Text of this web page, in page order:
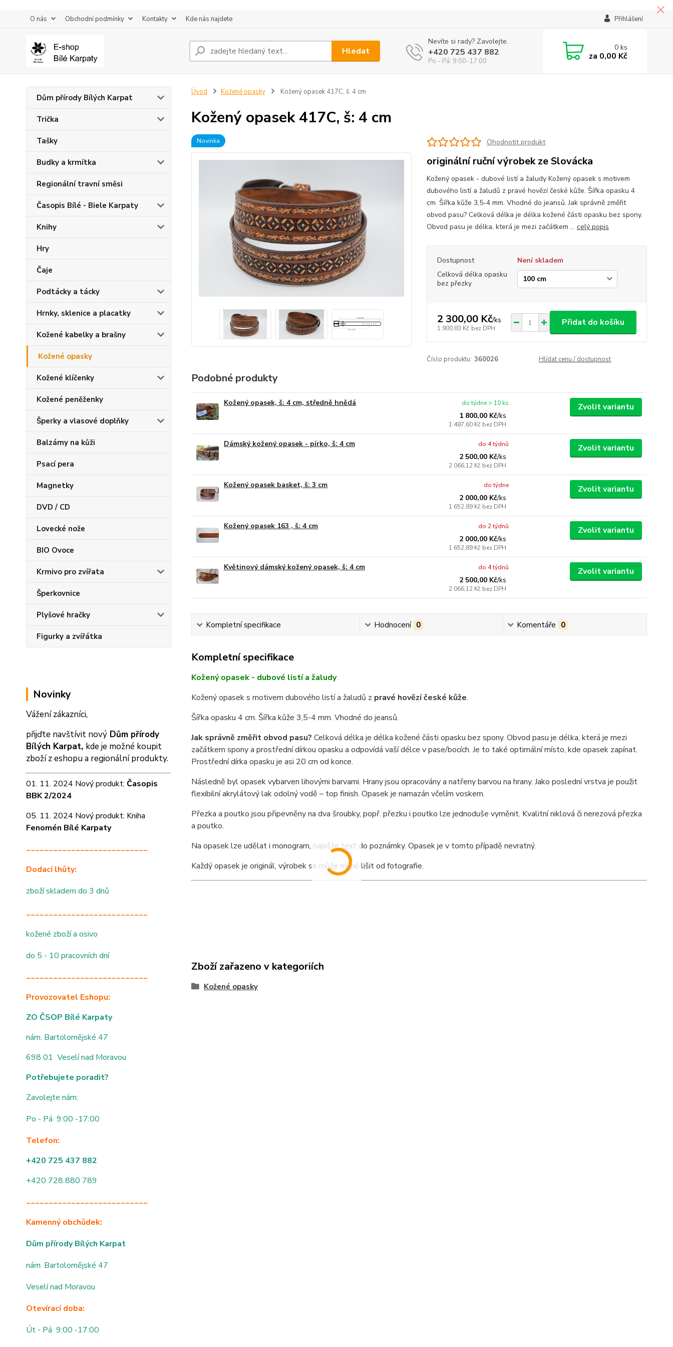
O nás Obchodní podmínky Kontakty Kde nás najdete Přihlášení
Hledat
Nevíte si rady? Zavolejte.
+420 725 437 882
Po - Pá: 9:00-17:00
0ks
za 0,00 Kč
Dům přírody Bílých Karpat
Trička
Tašky
Budky a krmítka
Regionální travní směsi
Časopis Bílé - Biele Karpaty
Knihy
Hry
Čaje
Podtácky a tácky
Hrnky, sklenice a placatky
Kožené kabelky a brašny
Kožené opasky
Kožené klíčenky
Kožené peněženky
Šperky a vlasové doplňky
Balzámy na kůži
Psací pera
Magnetky
DVD / CD
Lovecké nože
BIO Ovoce
Krmivo pro zvířata
Šperkovnice
Plyšové hračky
Figurky a zvířátka
Novinky
Vážení zákazníci,
přijďte navštívit nový Dům přírody
Bílých Karpat, kde je možné koupit
zboží z eshopu a regionální produkty.
01. 11. 2024 Nový produkt: Časopis
BBK 2/2024
05. 11. 2024 Nový produkt: Kniha
Fenomén Bílé Karpaty
___________________________
Dodací lhůty:
zboží skladem do 3 dnů
___________________________
kožené zboží a osivo
do 5 - 10 pracovních dní
___________________________
Provozovatel Eshopu:
ZO ČSOP Bílé Karpaty
nám. Bartolomějské 47
698 01 Veselí nad Moravou
Potřebujete poradit?
Zavolejte nám:
Po - Pá 9:00 -17:00
Telefon:
+420 725 437 882
+420 728 880 789
___________________________
Kamenný obchůdek:
Dům přírody Bílých Karpat
nám. Bartolomějské 47
Veselí nad Moravou
Otevírací doba:
Út - Pá 9:00 -17:00
Úvod Kožené opasky Kožený opasek 417C, š: 4 cm
Kožený opasek 417C, š: 4 cm
Novinka Ohodnotit produkt
originální ruční výrobek ze Slovácka
Kožený opasek - dubové listí a žaludy Kožený opasek s motivem
dubového listí a žaludů z pravé hovězí české kůže. Šířka opasku 4
cm. Šířka kůže 3,5-4 mm. Vhodné do jeansů. Jak správně změřit
obvod pasu? Celková délka je délka kožené části opasku bez spony.
Obvod pasu je délka, která je mezi začátkem ... celý popis
Dostupnost
Není skladem
Celková délka opasku
bez přezky
2 300,00 Kč/ks
1 900,83 Kč bez DPH
Přidat do košíku
Číslo produktu: 360026 Hlídat cenu / dostupnost
Podobné produkty
Kožený opasek, š: 4 cm, středně hnědá
1 800,00 Kč/ks
1 487,60 Kč bez DPH
do týdne > 10 ks Zvolit variantu
Dámský kožený opasek - pírko, š: 4 cm
2 500,00 Kč/ks
2 066,12 Kč bez DPH
do 4 týdnů Zvolit variantu
Kožený opasek basket, š: 3 cm
2 000,00 Kč/ks
1 652,89 Kč bez DPH
do týdne Zvolit variantu
Kožený opasek 163 , š: 4 cm
2 000,00 Kč/ks
1 652,89 Kč bez DPH
do 2 týdnů Zvolit variantu
Květinový dámský kožený opasek, š: 4 cm
2 500,00 Kč/ks
2 066,12 Kč bez DPH
do 4 týdnů Zvolit variantu
Kompletní specifikace Hodnocení 0 Komentáře 0
Kompletní specifikace
Kožený opasek - dubové listí a žaludy
Kožený opasek s motivem dubového listí a žaludů z pravé hovězí české kůže.
Šířka opasku 4 cm. Šířka kůže 3,5-4 mm. Vhodné do jeansů.
Jak správně změřit obvod pasu? Celková délka je délka kožené části opasku bez spony. Obvod pasu je délka, která je mezi
začátkem spony a prostřední dírkou opasku a odpovídá vaší délce v pase/bocích. Je to také optimální místo, kde opasek zapínat.
Prostřední dírka opasku je asi 20 cm od konce.
Následně byl opasek vybarven lihovými barvami. Hrany jsou opracovány a natřeny barvou na hrany. Jako poslední vrstva je použit
flexibilní akrylátový lak odolný vodě – top finish. Opasek je namazán včelím voskem.
Přezka a poutko jsou připevněny na dva šroubky, popř. přezku i poutko lze jednoduše vyměnit. Kvalitní niklová či nerezová přezka
a poutko.
Na opasek lze udělat i monogram, napište text do poznámky. Opasek je v tomto případě nevratný.
Každý opasek je originál, výrobek se může mírně lišit od fotografie.
Zboží zařazeno v kategoriích
Kožené opasky